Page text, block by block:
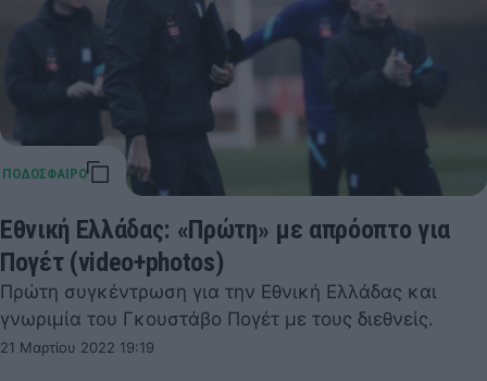
Εθνική Ελλάδας: «Πρώτη» με απρόοπτο για
Πογέτ (video+photos)
Πρώτη συγκέντρωση για την Εθνική Ελλάδας και
γνωριμία του Γκουστάβο Πογέτ με τους διεθνείς.
21 Μαρτίου 2022 19:19